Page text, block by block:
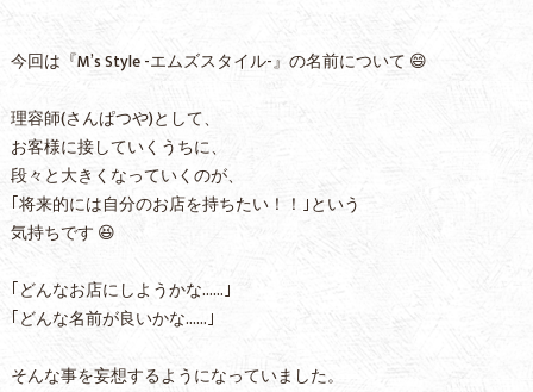
今回は『M’s Style -エムズスタイル-』の名前について 😄
理容師(さんぱつや)として、
お客様に接していくうちに、
段々と大きくなっていくのが、
｢将来的には自分のお店を持ちたい！！｣という
気持ちです 😆
｢どんなお店にしようかな……｣
｢どんな名前が良いかな……｣
そんな事を妄想するようになっていました。